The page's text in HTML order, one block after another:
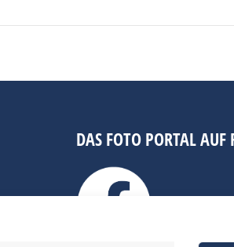
DAS FOTO PORTAL AUF